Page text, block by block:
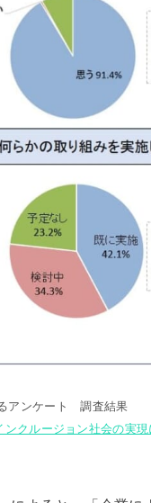
アンケート 調査結果
クルージョン社会の実現